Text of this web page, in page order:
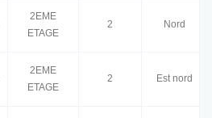
2EME
ETAGE
2 Nord
2EME
ETAGE
2 Est nord